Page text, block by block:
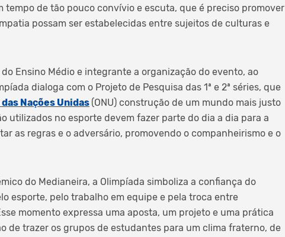
tempo de tão pouco convívio e escuta, que é preciso promover
possam ser estabelecidas entre sujeitos de culturas e
Ensino Médio e integrante a organização do evento, ao
dialoga com o Projeto de Pesquisa das 1ª e 2ª séries, que
Nações Unidas (ONU) construção de um mundo mais justo
utilizados no esporte devem fazer parte do dia a dia para a
as regras e o adversário, promovendo o companheirismo e o
do Medianeira, a Olimpíada simboliza a confiança do
esporte, pelo trabalho em equipe e pela troca entre
momento expressa uma aposta, um projeto e uma prática
de trazer os grupos de estudantes para um clima fraterno, de